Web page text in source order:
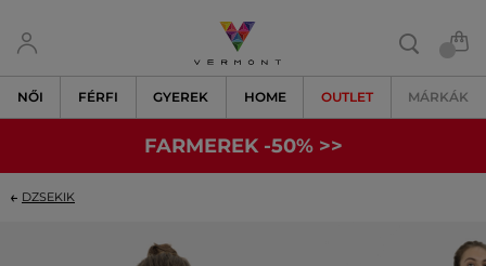
NŐI FÉRFI GYEREK HOME OUTLET MÁRKÁK
FARMEREK -50% >>
DZSEKIK